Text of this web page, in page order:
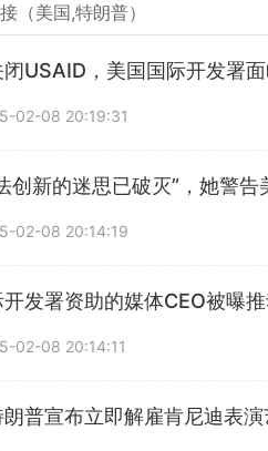
（美国,特朗普）
USAID，美国国际开发署
02-08 20:19:31
创新的迷思已破灭”，她警
02-08 20:14:19
发署资助的媒体CEO被曝
02-08 20:14:11
普宣布立即解雇肯尼迪表